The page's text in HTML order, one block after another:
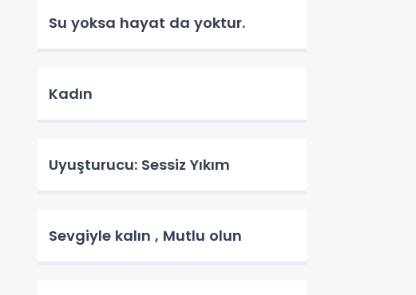
Su yoksa hayat da yoktur.
Kadın
Uyuşturucu: Sessiz Yıkım
Sevgiyle kalın , Mutlu olun